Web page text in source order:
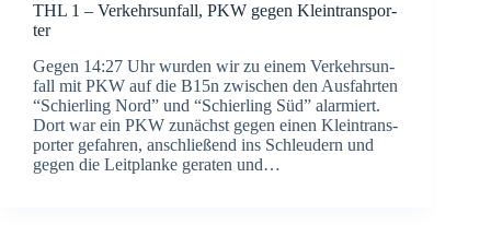
THL 1 – Ver­kehrs­un­fall, PKW gegen Klein­trans­por­
ter
Gegen 14:27 Uhr wur­den wir zu einem Ver­kehrs­un­
fall mit PKW auf die B15n zwi­schen den Aus­fahr­ten
“Schier­ling Nord” und “Schier­ling Süd” alar­miert.
Dort war ein PKW zunächst gegen einen Klein­trans­
por­ter gefah­ren, anschlie­ßend ins Schleu­dern und
gegen die Leit­plan­ke gera­ten und…